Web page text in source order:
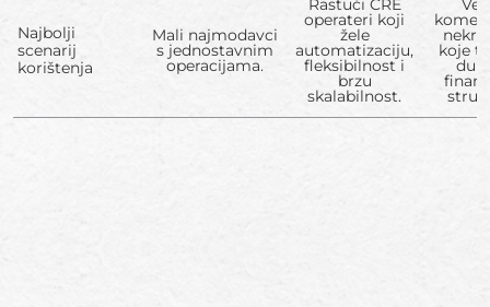
Najbolji
scenarij
korištenja
Mali najmodavci
s jednostavnim
operacijama.
operateri koji
žele
automatizaciju,
fleksibilnost i
brzu
skalabilnost.
koje